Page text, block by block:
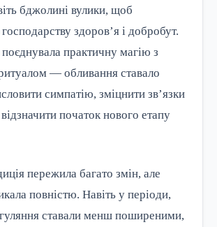
бджолині вулики, щоб
здоров’я і добробут.
практичну магію з
— обливання ставало
симпатію, зміцнити зв’язки
початок нового етапу
пережила багато змін, але
повністю. Навіть у періоди,
ставали менш поширеними,